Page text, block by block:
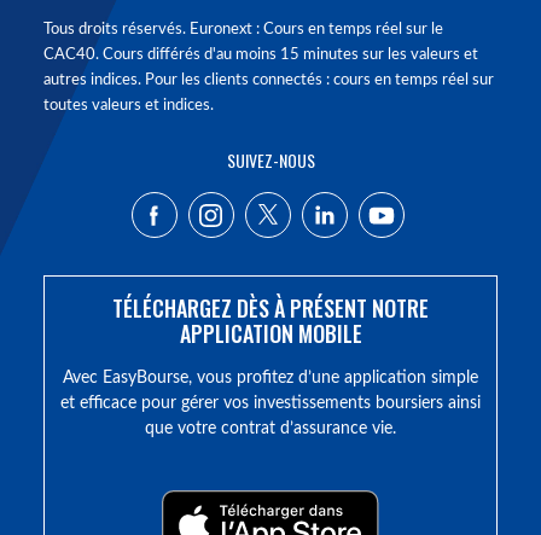
Tous droits réservés. Euronext : Cours en temps réel sur le
CAC40. Cours différés d'au moins 15 minutes sur les valeurs et
autres indices. Pour les clients connectés : cours en temps réel sur
toutes valeurs et indices.
SUIVEZ-NOUS
TÉLÉCHARGEZ DÈS À PRÉSENT NOTRE
APPLICATION MOBILE
Avec EasyBourse, vous profitez d’une application simple
et efficace pour gérer vos investissements boursiers ainsi
que votre contrat d’assurance vie.